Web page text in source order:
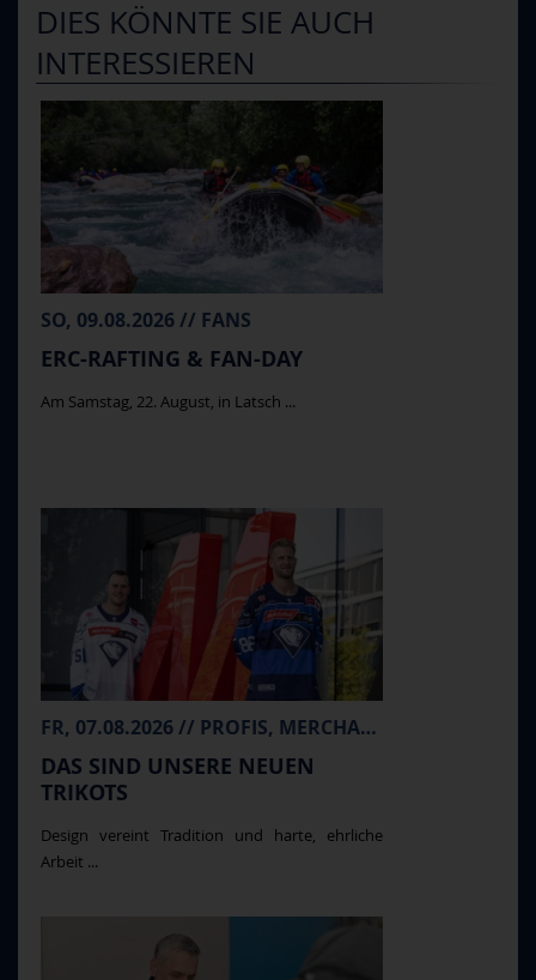
DIES KÖNNTE SIE AUCH
INTERESSIEREN
SO, 09.08.2026 // FANS
ERC-RAFTING & FAN-DAY
Am Samstag, 22. August, in Latsch ...
FR, 07.08.2026 // PROFIS, MERCHANDISE
DAS SIND UNSERE NEUEN
TRIKOTS
Design vereint Tradition und harte, ehrliche
Arbeit ...